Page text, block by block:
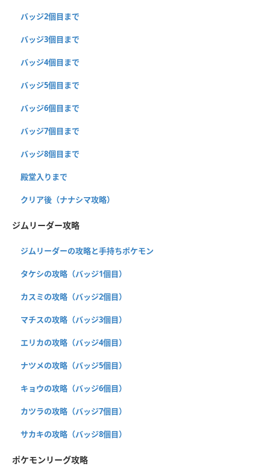
バッジ2個目まで
バッジ3個目まで
バッジ4個目まで
バッジ5個目まで
バッジ6個目まで
バッジ7個目まで
バッジ8個目まで
殿堂入りまで
クリア後（ナナシマ攻略）
ジムリーダー攻略
ジムリーダーの攻略と手持ちポケモン
タケシの攻略（バッジ1個目）
カスミの攻略（バッジ2個目）
マチスの攻略（バッジ3個目）
エリカの攻略（バッジ4個目）
ナツメの攻略（バッジ5個目）
キョウの攻略（バッジ6個目）
カツラの攻略（バッジ7個目）
サカキの攻略（バッジ8個目）
ポケモンリーグ攻略